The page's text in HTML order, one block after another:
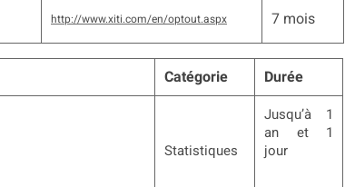
http://www.xiti.com/en/optout.aspx 7 mois
Catégorie Durée
Statistiques
Jusqu’à 1
an et 1
jour